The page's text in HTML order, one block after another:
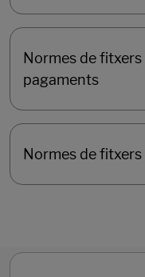
Normes de
pagaments
Normes de